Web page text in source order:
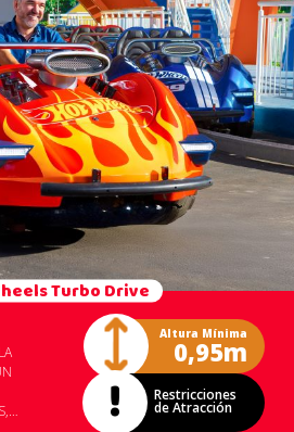
Turbo Drive
Altura Mínima
0,95m
Restricciones
de Atracción